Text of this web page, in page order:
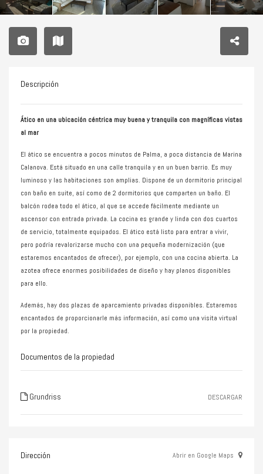
Descripción
Ático en una ubicación céntrica muy buena y tranquila con magníficas vistas
al mar
El ático se encuentra a pocos minutos de Palma, a poca distancia de Marina
Calanova. Está situado en una calle tranquila y en un buen barrio. Es muy
luminoso y las habitaciones son amplias. Dispone de un dormitorio principal
con baño en suite, así como de 2 dormitorios que comparten un baño. El
balcón rodea todo el ático, al que se accede fácilmente mediante un
ascensor con entrada privada. La cocina es grande y linda con dos cuartos
de servicio, totalmente equipados. El ático está listo para entrar a vivir,
pero podría revalorizarse mucho con una pequeña modernización (que
estaremos encantados de ofrecer), por ejemplo, con una cocina abierta. La
azotea ofrece enormes posibilidades de diseño y hay planos disponibles
para ello.
Además, hay dos plazas de aparcamiento privadas disponibles. Estaremos
encantados de proporcionarle más información, así como una visita virtual
por la propiedad.
Documentos de la propiedad
Grundriss DESCARGAR
Dirección Abrir en Google Maps